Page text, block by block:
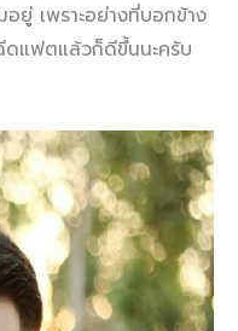
ยู่ เพราะอย่างที่บอกข้าง
ดแฟตแล้วก็ดีขึ้นนะครับ